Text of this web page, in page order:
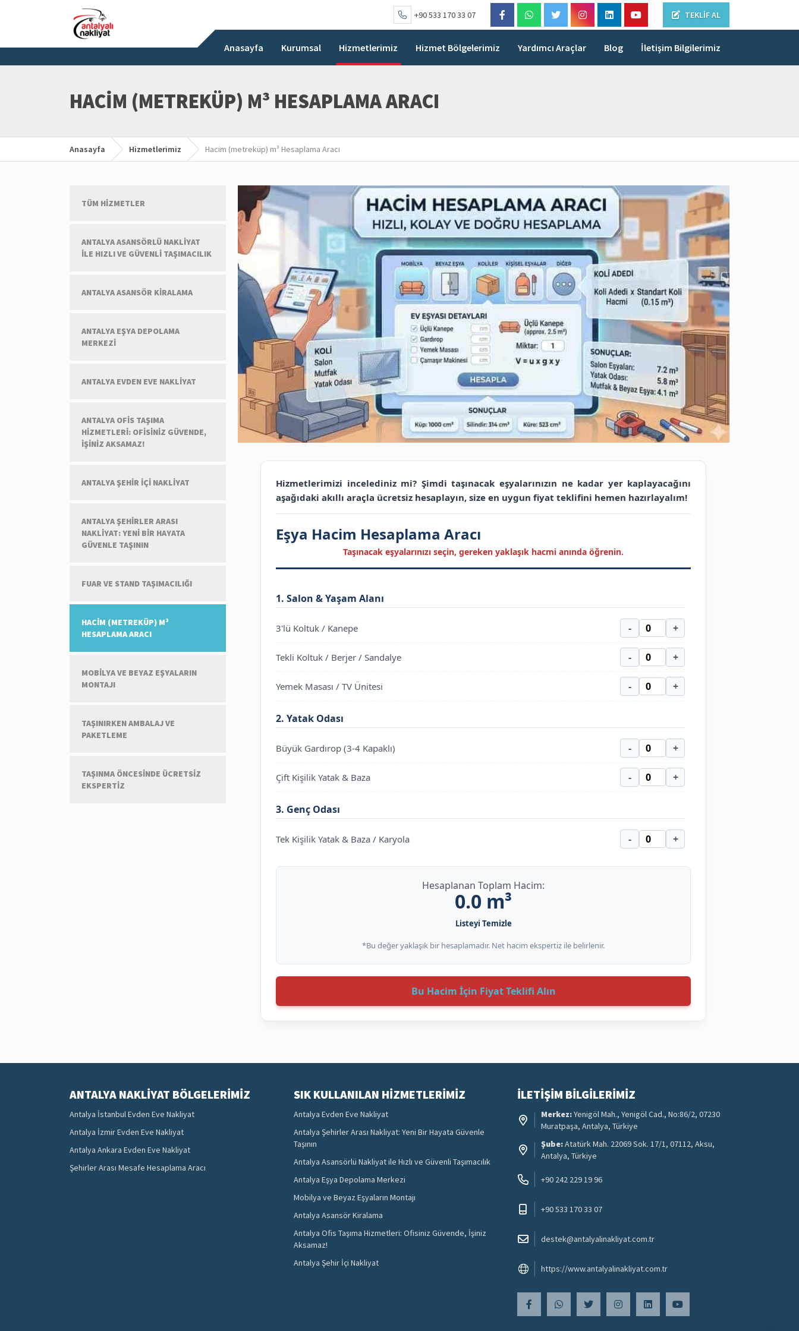
+90 533 170 33 07 TEKLIF AL
Anasayfa Kurumsal Hizmetlerimiz Hizmet Bölgelerimiz Yardımcı Araçlar Blog İletişim Bilgilerimiz
HACIM (METREKÜP) M³ HESAPLAMA ARACI
Anasayfa Hizmetlerimiz Hacim (metreküp) m³ Hesaplama Aracı
TÜM HIZMETLER
ANTALYA ASANSÖRLÜ NAKLIYAT
ILE HIZLI VE GÜVENLI TAŞIMACILIK
ANTALYA ASANSÖR KIRALAMA
ANTALYA EŞYA DEPOLAMA
MERKEZI
ANTALYA EVDEN EVE NAKLIYAT
ANTALYA OFIS TAŞIMA
HIZMETLERI: OFISINIZ GÜVENDE,
İŞINIZ AKSAMAZ!
ANTALYA ŞEHIR İÇI NAKLIYAT
ANTALYA ŞEHIRLER ARASI
NAKLIYAT: YENI BIR HAYATA
GÜVENLE TAŞININ
FUAR VE STAND TAŞIMACILIĞI
HACIM (METREKÜP) M³
HESAPLAMA ARACI
MOBILYA VE BEYAZ EŞYALARIN
MONTAJI
TAŞINIRKEN AMBALAJ VE
PAKETLEME
TAŞINMA ÖNCESINDE ÜCRETSIZ
EKSPERTIZ
Hizmetlerimizi incelediniz mi? Şimdi taşınacak eşyalarınızın ne kadar yer kaplayacağını
aşağıdaki akıllı araçla ücretsiz hesaplayın, size en uygun fiyat teklifini hemen hazırlayalım!
Eşya Hacim Hesaplama Aracı
Taşınacak eşyalarınızı seçin, gereken yaklaşık hacmi anında öğrenin.
1. Salon & Yaşam Alanı
3'lü Koltuk / Kanepe - +
Tekli Koltuk / Berjer / Sandalye - +
Yemek Masası / TV Ünitesi - +
2. Yatak Odası
Büyük Gardırop (3-4 Kapaklı) - +
Çift Kişilik Yatak & Baza - +
3. Genç Odası
Tek Kişilik Yatak & Baza / Karyola - +
Çalışma Masası & Kitaplık - +
Çamaşır / Bulaşık Makinesi / Fırın
5. Banyo
6. Paketleme & Diğer
Standart Taşıma Kolisi (Büyük Boy) - +
Halı (Rulo Halde - Standart Boy)
Diğer Eşya (Listede Olmayan Standart Parça)
Hesaplanan Toplam Hacim:
0.0 m³
Listeyi Temizle
*Bu değer yaklaşık bir hesaplamadır. Net hacim ekspertiz ile belirlenir.
Bu Hacim İçin Fiyat Teklifi Alın
ANTALYA NAKLIYAT BÖLGELERIMIZ
Antalya İstanbul Evden Eve Nakliyat
Antalya İzmir Evden Eve Nakliyat
Antalya Ankara Evden Eve Nakliyat
Şehirler Arası Mesafe Hesaplama Aracı
SIK KULLANILAN HIZMETLERIMIZ
Antalya Evden Eve Nakliyat
Antalya Şehirler Arası Nakliyat: Yeni Bir Hayata Güvenle
Taşının
Antalya Asansörlü Nakliyat ile Hızlı ve Güvenli Taşımacılık
Antalya Eşya Depolama Merkezi
Mobilya ve Beyaz Eşyaların Montajı
Antalya Asansör Kiralama
Antalya Ofis Taşıma Hizmetleri: Ofisiniz Güvende, İşiniz
Aksamaz!
Antalya Şehir İçi Nakliyat
İLETIŞIM BILGILERIMIZ
Merkez:Yenigöl Mah., Yenigöl Cad., No:86/2, 07230
Muratpaşa, Antalya, Türkiye
Şube:Atatürk Mah. 22069 Sok. 17/1, 07112, Aksu,
Antalya, Türkiye
+90 242 229 19 96
+90 533 170 33 07
destek@antalyalinakliyat.com.tr
https://www.antalyalinakliyat.com.tr